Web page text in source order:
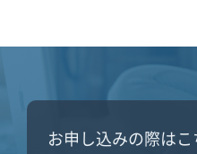
お申し込みの際は